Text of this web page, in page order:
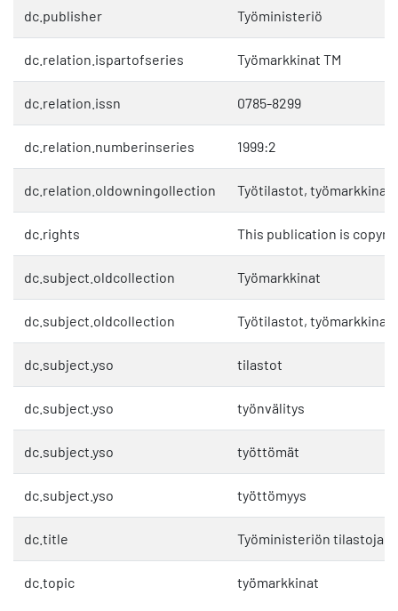
dc.publisher Työministeriö
dc.relation.ispartofseries Työmarkkinat TM
dc.relation.issn 0785-8299
dc.relation.numberinseries 1999:2
dc.relation.oldowningollection Työtilastot, työmarkkinat
dc.rights This publication is
dc.subject.oldcollection Työmarkkinat
dc.subject.oldcollection Työtilastot, työmarkkinat
dc.subject.yso tilastot
dc.subject.yso työnvälitys
dc.subject.yso työttömät
dc.subject.yso työttömyys
dc.title Työministeriön tilastoja
dc.topic työmarkkinat